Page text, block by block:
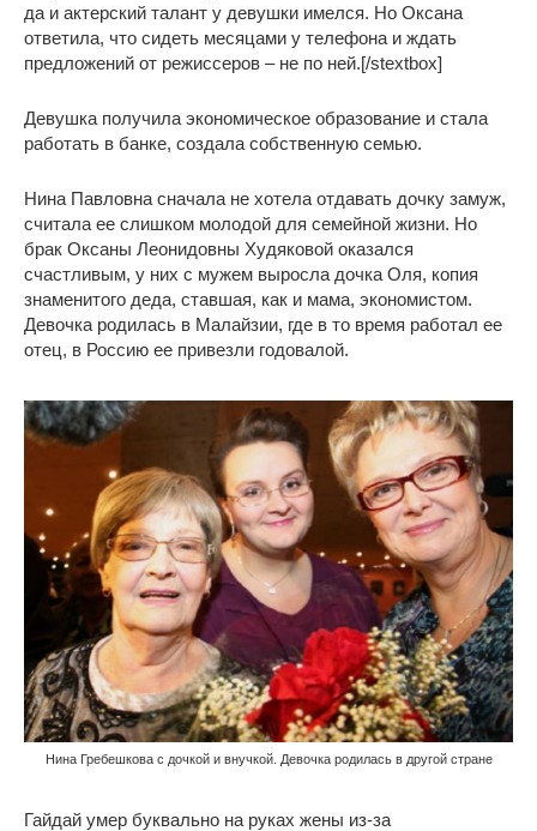
да и актерский талант у девушки имелся. Но Оксана
ответила, что сидеть месяцами у телефона и ждать
предложений от режиссеров – не по ней.[/stextbox]
Девушка получила экономическое образование и стала
работать в банке, создала собственную семью.
Нина Павловна сначала не хотела отдавать дочку замуж,
считала ее слишком молодой для семейной жизни. Но
брак Оксаны Леонидовны Худяковой оказался
счастливым, у них с мужем выросла дочка Оля, копия
знаменитого деда, ставшая, как и мама, экономистом.
Девочка родилась в Малайзии, где в то время работал ее
отец, в Россию ее привезли годовалой.
Нина Гребешкова с дочкой и внучкой. Девочка родилась в другой стране
Гайдай умер буквально на руках жены из-за